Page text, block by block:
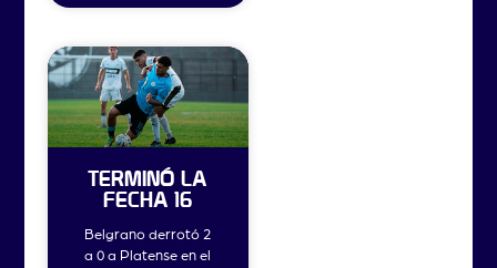
TERMINÓ LA
FECHA 16
Belgrano derrotó 2
a 0 a Platense en el